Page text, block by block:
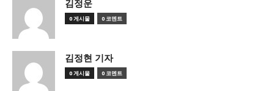
김정운
0 게시물 0 코멘트
김정현 기자
0 게시물 0 코멘트